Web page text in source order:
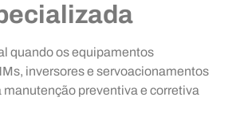
quando os equipamentos
inversores e servoacionamentos
preventiva e corretiva